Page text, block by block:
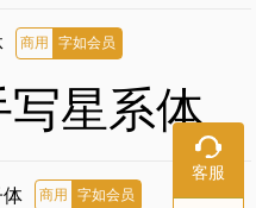
商用 字如会员
写星系体
商用 字如会员
客服
在线客服
工作日